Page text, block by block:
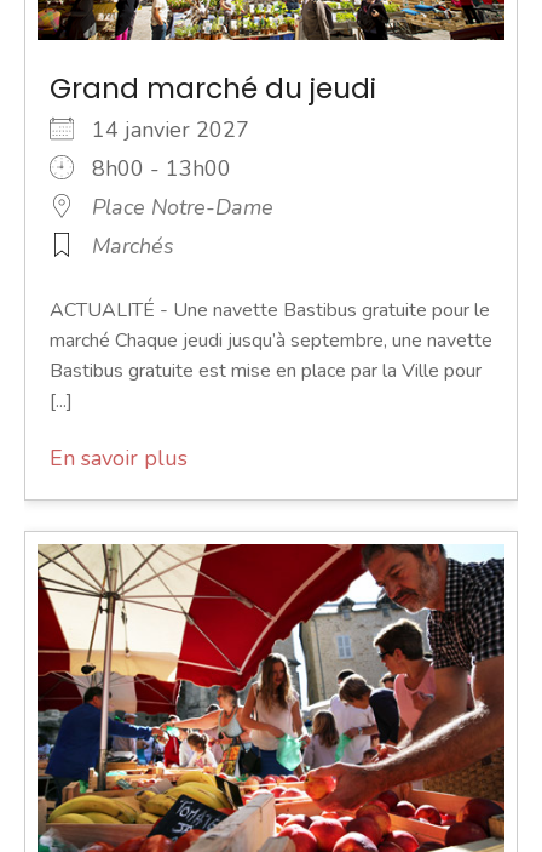
Grand marché du jeudi
14 janvier 2027
8h00 - 13h00
Place Notre-Dame
Marchés
ACTUALITÉ - Une navette Bastibus gratuite pour le
marché Chaque jeudi jusqu’à septembre, une navette
Bastibus gratuite est mise en place par la Ville pour
[...]
En savoir plus